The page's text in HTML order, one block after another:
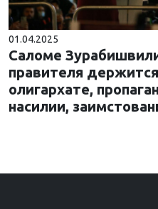
01.04.2025
Саломе
правителя
олигархате,
насилии,